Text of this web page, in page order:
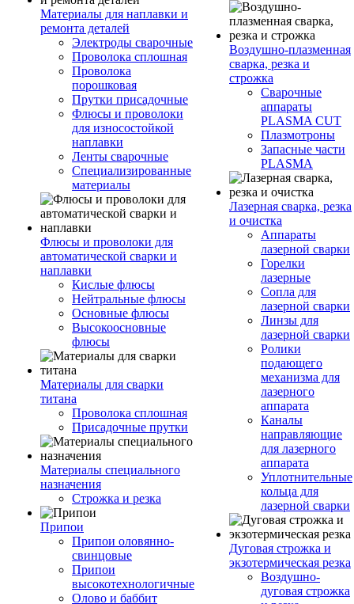
Материалы для наплавки и
ремонта деталей
Электроды сварочные
Проволока сплошная
Проволока
порошковая
Прутки присадочные
Флюсы и проволоки
для износостойкой
наплавки
Ленты сварочные
Специализированные
материалы
Флюсы и проволоки для
автоматической сварки и
наплавки
Кислые флюсы
Нейтральные флюсы
Основные флюсы
Высокоосновные
флюсы
Материалы для сварки
титана
Проволока сплошная
Присадочные прутки
Материалы специального
назначения
Строжка и резка
Припои
Припои оловянно-
свинцовые
Припои
высокотехнологичные
Олово и баббит
Воздушно-плазменная
сварка, резка и
строжка
Сварочные
аппараты
PLASMA CUT
Плазмотроны
Запасные части
PLASMA
Лазерная сварка, резка
и очистка
Аппараты
лазерной сварки
Горелки
лазерные
Сопла для
лазерной сварки
Линзы для
лазерной сварки
Ролики
подающего
механизма для
лазерного
аппарата
Каналы
направляющие
для лазерного
аппарата
Уплотнительные
кольца для
лазерной сварки
Дуговая строжка и
экзотермическая резка
Воздушно-
дуговая строжка